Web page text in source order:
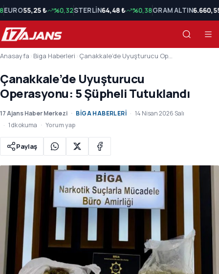
EURO55,25 ₺ %0,32STERLİN64,48 ₺ %0,38GRAM ALTIN
Anasayfa Biga Haberleri Çanakkale’de Uyuşturucu Operasyonu: 5 Şüpheli Tutuklandı
Çanakkale’de Uyuşturucu
Operasyonu: 5 Şüpheli Tutuklandı
17 Ajans Haber Merkezi BIGA HABERLERI
14 Nisan 2026 Salı
1 dk okuma
Yorum yap
Paylaş